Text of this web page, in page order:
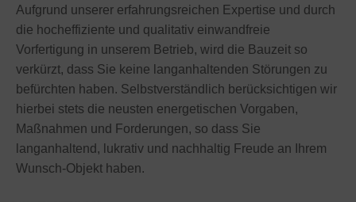
Aufgrund unserer erfahrungsreichen Expertise und durch
die hocheffiziente und qualitativ einwandfreie
Vorfertigung in unserem Betrieb, wird die Bauzeit so
verkürzt, dass Sie keine langanhaltenden Störungen zu
befürchten haben. Selbstverständlich berücksichtigen wir
hierbei stets die neusten energetischen Vorgaben,
Maßnahmen und Forderungen, so dass Sie
langanhaltend, lukrativ und nachhaltig Freude an Ihrem
Wunsch-Objekt haben.